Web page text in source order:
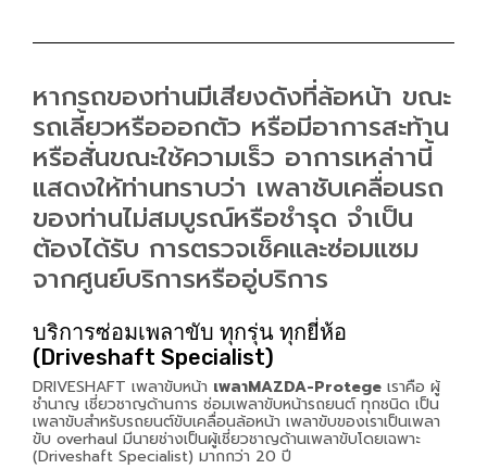
หากรถของท่านมีเสียงดังที่ล้อหน้า ขณะ
รถเลี้ยวหรือออกตัว หรือมีอาการสะท้าน
หรือสั่นขณะใช้ความเร็ว อาการเหล่าานี้
แสดงให้ท่านทราบว่า เพลาชับเคลื่อนรถ
ของท่านไม่สมบูรณ์หรือชำรุด จำเป็น
ต้องได้รับ การตรวจเช็คและซ่อมแซม
จากศูนย์บริการหรืออู่บริการ
บริการซ่อมเพลาขับ ทุกรุ่น ทุกยี่ห้อ
(Driveshaft Specialist)
DRIVESHAFT เพลาขับหน้า เพลาMAZDA-Protege เราคือ ผู้
ชำนาญ เชี่ยวชาญด้านการ ซ่อมเพลาขับหน้ารถยนต์ ทุกชนิด เป็น
เพลาขับสำหรับรถยนต์ขับเคลื่อนล้อหน้า เพลาขับของเราเป็นเพลา
ขับ overhaul มีนายช่างเป็นผู้เชี่ยวชาญด้านเพลาขับโดยเฉพาะ
(Driveshaft Specialist) มากกว่า 20 ปี